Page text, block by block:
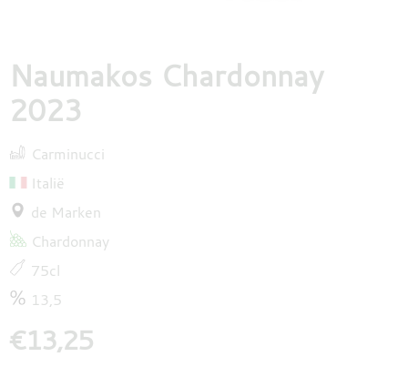
Naumakos Chardonnay
2023
Carminucci
Italië
de Marken
Chardonnay
75cl
13,5
€13,25